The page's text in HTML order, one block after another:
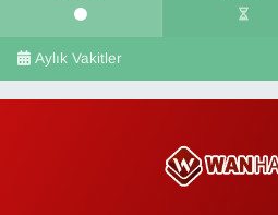
Aylık Vakitler